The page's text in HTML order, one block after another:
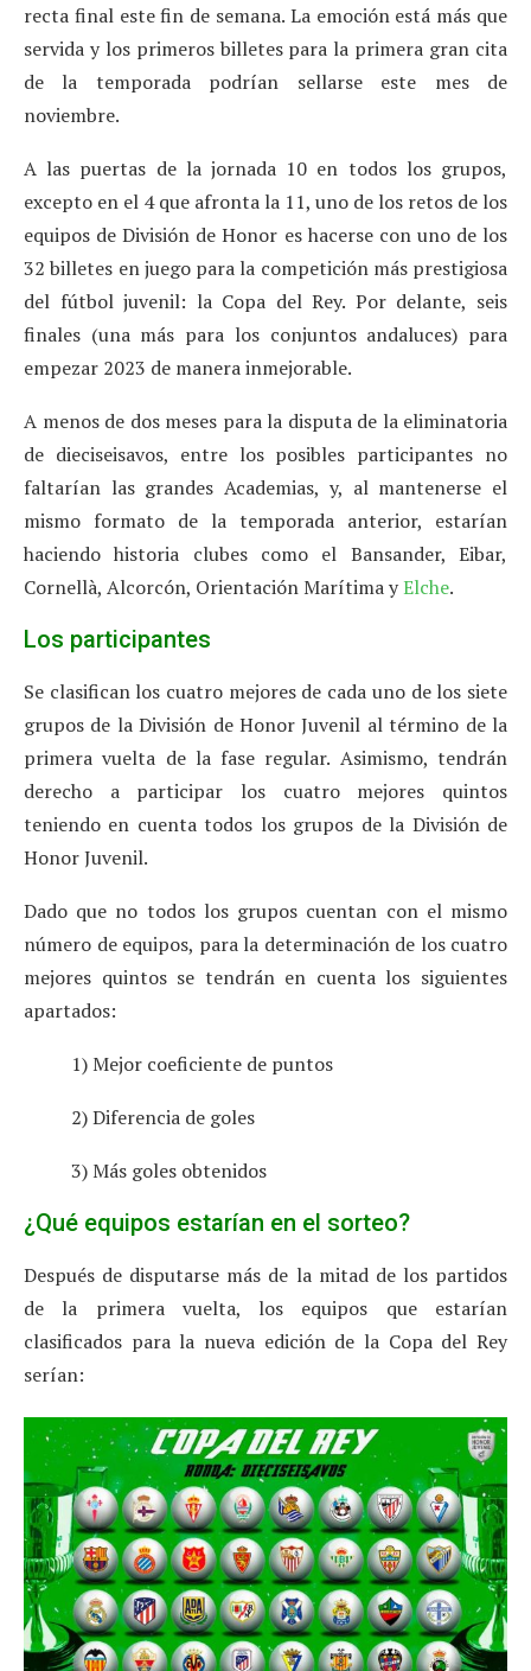
recta final este fin de semana. La emoción está más que
servida y los primeros billetes para la primera gran cita
de la temporada podrían sellarse este mes de
noviembre.
A las puertas de la jornada 10 en todos los grupos,
excepto en el 4 que afronta la 11, uno de los retos de los
equipos de División de Honor es hacerse con uno de los
32 billetes en juego para la competición más prestigiosa
del fútbol juvenil: la Copa del Rey. Por delante, seis
finales (una más para los conjuntos andaluces) para
empezar 2023 de manera inmejorable.
A menos de dos meses para la disputa de la eliminatoria
de dieciseisavos, entre los posibles participantes no
faltarían las grandes Academias, y, al mantenerse el
mismo formato de la temporada anterior, estarían
haciendo historia clubes como el Bansander, Eibar,
Cornellà, Alcorcón, Orientación Marítima yElche.
Los participantes
Se clasifican los cuatro mejores de cada uno de los siete
grupos de la División de Honor Juvenil al término de la
primera vuelta de la fase regular. Asimismo, tendrán
derecho a participar los cuatro mejores quintos
teniendo en cuenta todos los grupos de la División de
Honor Juvenil.
Dado que no todos los grupos cuentan con el mismo
número de equipos, para la determinación de los cuatro
mejores quintos se tendrán en cuenta los siguientes
apartados:
1) Mejor coeficiente de puntos
2) Diferencia de goles
3) Más goles obtenidos
¿Qué equipos estarían en el sorteo?
Después de disputarse más de la mitad de los partidos
de la primera vuelta, los equipos que estarían
clasificados para la nueva edición de la Copa del Rey
serían: